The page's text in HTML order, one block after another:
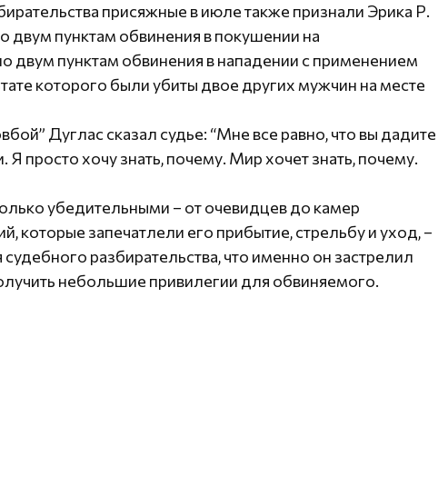
присяжные в июле также признали Эрика Р.
пунктам обвинения в покушении на
двум пунктам обвинения в нападении с применением
которого были убиты двое других мужчин на месте
Дуглас сказал судье: “Мне все равно, что вы дадите
просто хочу знать, почему. Мир хочет знать, почему.
убедительными – от очевидцев до камер
которые запечатлели его прибытие, стрельбу и уход, –
разбирательства, что именно он застрелил
небольшие привилегии для обвиняемого.